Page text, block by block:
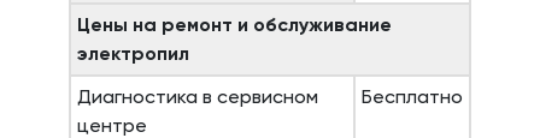
Цены на ремонт и обслуживание
электропил
Диагностика в сервисном
центре
Бесплатно